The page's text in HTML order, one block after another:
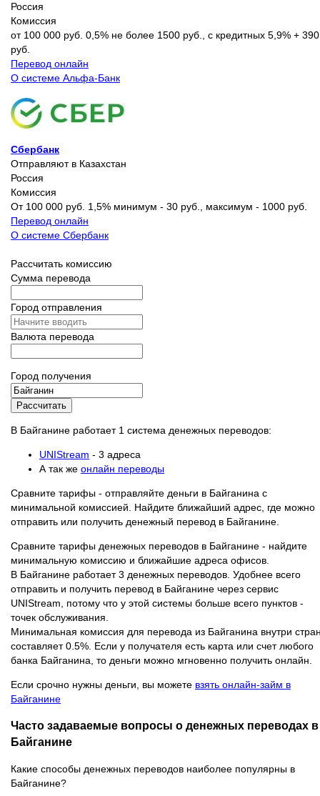
Россия
Комиссия
от 100 000 руб. 0,5% не более 1500 руб., с кредитных 5,9% + 390
руб.
Перевод онлайн
О системе Альфа-Банк
Сбербанк
Отправляют в Казахстан
Россия
Комиссия
От 100 000 руб. 1,5% минимум - 30 руб., максимум - 1000 руб.
Перевод онлайн
О системе Сбербанк
Рассчитать комиссию
Сумма перевода
Город отправления
Валюта перевода
Город получения
Рассчитать
В Байганине работает 1 система денежных переводов:
UNIStream - 3 адреса
А так же онлайн переводы
Сравните тарифы - отправляйте деньги в Байганина с
минимальной комиссией. Найдите ближайший адрес, где можно
отправить или получить денежный перевод в Байганине.
Сравните тарифы денежных переводов в Байганине - найдите
минимальную комиссию и ближайшие адреса офисов.
В Байганине работает 3 денежных переводов. Удобнее всего
отправить и получить перевод в Байганине через сервис
UNIStream, потому что у этой системы больше всего пунктов -
точек обслуживания.
Минимальная комиссия для перевода из Байганина внутри
составляет 0.5%. Если у получателя есть карта или счет любого
банка Байганина, то деньги можно мгновенно получить онлайн.
Если срочно нужны деньги, вы можете взять онлайн-займ в
Байганине
Часто задаваемые вопросы о денежных переводах в
Байганине
Какие способы денежных переводов наиболее популярны в
Байганине?